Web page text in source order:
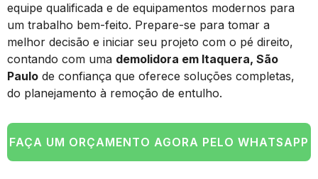
equipe qualificada e de equipamentos modernos para
um trabalho bem-feito. Prepare-se para tomar a
melhor decisão e iniciar seu projeto com o pé direito,
contando com uma demolidora em Itaquera, São
Paulo de confiança que oferece soluções completas,
do planejamento à remoção de entulho.
FAÇA UM ORÇAMENTO AGORA PELO WHATSAPP